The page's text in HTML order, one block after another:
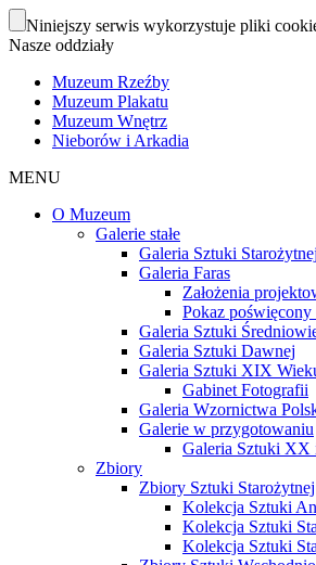
Niniejszy serwis wykorzystuje pliki
Nasze oddziały
Muzeum Rzeźby
Muzeum Plakatu
Muzeum Wnętrz
Nieborów i Arkadia
MENU
O Muzeum
Galerie stałe
Galeria Sztuki Starożytnej
Galeria Faras
Założenia
Pokaz
Galeria Sztuki
Galeria Sztuki Dawnej
Galeria Sztuki XIX
Gabinet Fotografii
Galeria Wzornictwa
Galerie w przygotowaniu
Galeria Sztuki
Zbiory
Zbiory Sztuki Starożytnej
Kolekcja Sztuki
Kolekcja Sztuki
Kolekcja Sztuki